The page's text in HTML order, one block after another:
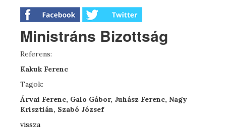
Ministráns Bizottság
Referens:
Kakuk Ferenc
Tagok:
Árvai Ferenc, Galo Gábor, Juhász Ferenc, Nagy
Krisztián, Szabó József
vissza